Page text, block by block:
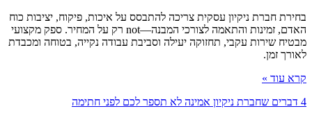
בחירת חברת ניקיון עסקית צריכה להתבסס על איכות, פיקוח, יציבות כוח
האדם, זמינות והתאמה לצורכי המבנה—not רק על המחיר. ספק מקצועי
מבטיח שירות עקבי, תחזוקה יעילה וסביבת עבודה נקייה, בטוחה ומכבדת
לאורך זמן.
קרא עוד »
4 דברים שחברת ניקיון אמינה לא תספר לכם לפני חתימה